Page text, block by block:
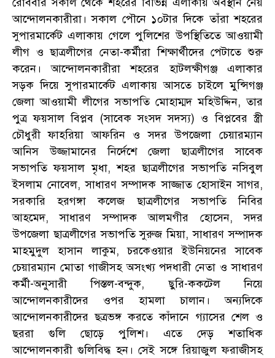
আন্দোলনকারীরা। সকাল পৌনে ১০টার দিকে তাঁরা শহরের
সুপারমার্কেট এলাকায় গেলে পুলিশের উপস্থিতিতে আওয়ামী
লীগ ও ছাত্রলীগের নেতা-কর্মীরা শিক্ষার্থীদের পেটাতে শুরু
করেন। আন্দোলনকারীরা শহরের হাটলক্ষীগঞ্জ এলাকার
সড়ক দিয়ে সুপারমার্কেট এলাকায় আসতে চাইলে মুন্সিগঞ্জ
জেলা আওয়ামী লীগের সভাপতি মোহাম্মদ মহিউদ্দিন, তার
পুত্র ফয়সাল বিপ্লব (সাবেক সংসদ সদস্য) ও বিপ্লবের স্ত্রী
চৌধুরী ফাহরিয়া আফরিন ও সদর উপজেলা চেয়ারম্যান
আনিস উজ্জামানের নির্দেশে জেলা ছাত্রলীগের সাবেক
সভাপতি ফয়সাল মৃধা, শহর ছাত্রলীগের সভাপতি নসিবুল
ইসলাম নোবেল, সাধারণ সম্পাদক সাজ্জাত হোসাইন সাগর,
সরকারি হরগঙ্গা কলেজ ছাত্রলীগের সভাপতি নিবির
আহমেদ, সাধারণ সম্পাদক আলমগীর হোসেন, সদর
উপজেলা ছাত্রলীগের সভাপতি সুরুজ মিয়া, সাধারণ সম্পাদক
মাহমুদুল হাসান লাকুম, চরকেওয়ার ইউনিয়নের সাবেক
চেয়ারম্যান মোতা গাজীসহ অসংখ্য পদধারী নেতা ও সাধারণ
কর্মী-অনুসারী পিস্তল-বন্দুক, ছুরি-ককটেল নিয়ে
আন্দোলনকারীদের ওপর হামলা চালান। অন্যদিকে
আন্দোলনকারীদের ছত্রভঙ্গ করতে কাঁদানে গ্যাসের শেল ও
ছররা গুলি ছোড়ে পুলিশ। এতে দেড় শতাধিক
আন্দোলনকারী গুলিবিদ্ধ হন। সেই সঙ্গে রিয়াজুল ফরাজীসহ